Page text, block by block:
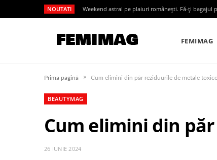
NOUTATI Weekend astral pe plaiuri românești. Fă-ți bagajul
FEMIMAG
Prima pagină » Cum elimini din păr reziduurile de metale
BEAUTYMAG
Cum elimini din
26 IUNIE 2024